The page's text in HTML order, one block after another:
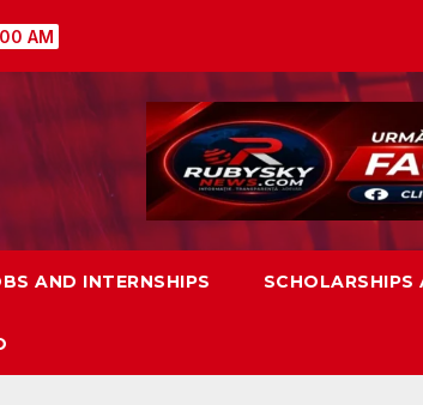
AM
AND INTERNSHIPS SCHOLARSHIPS